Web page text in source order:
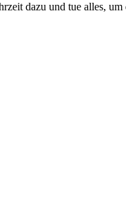
dazu und tue alles,